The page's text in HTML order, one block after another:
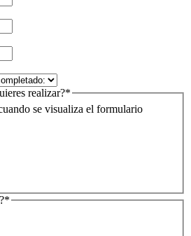
se visualiza el formulario
realizar?*
*